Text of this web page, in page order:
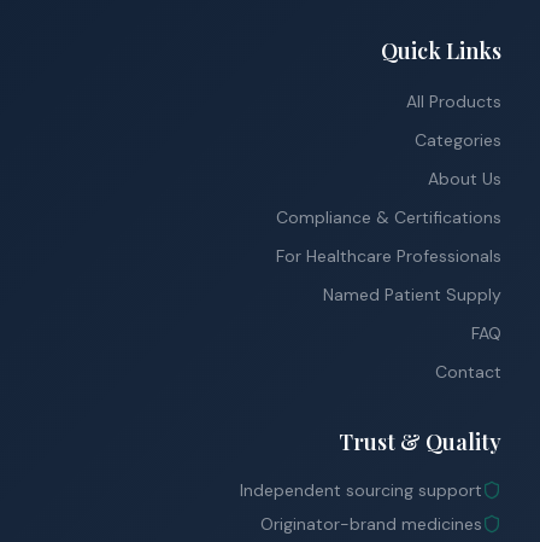
Quick Links
All Products
Categories
About Us
Compliance & Certifications
For Healthcare Professionals
Named Patient Supply
FAQ
Contact
Trust & Quality
Independent sourcing support
Originator-brand medicines